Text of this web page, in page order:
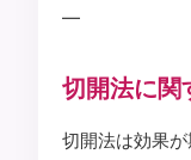
—
切開法に関
切開法は効果